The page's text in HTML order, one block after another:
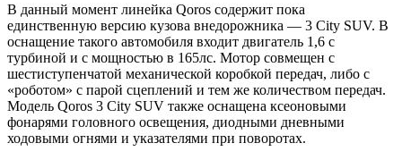
В данный момент линейка Qoros содержит пока
единственную версию кузова внедорожника — 3 City SUV. В
оснащение такого автомобиля входит двигатель 1,6 с
турбиной и с мощностью в 165лс. Мотор совмещен с
шестиступенчатой механической коробкой передач, либо с
«роботом» с парой сцеплений и тем же количеством передач.
Модель Qoros 3 City SUV также оснащена ксеоновыми
фонарями головного освещения, диодными дневными
ходовыми огнями и указателями при поворотах.